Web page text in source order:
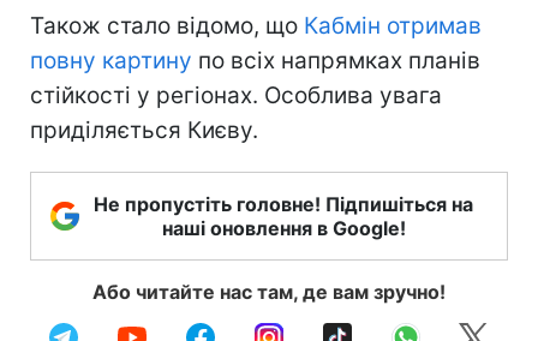
Також стало відомо, що Кабмін отримав
повну картину по всіх напрямках планів
стійкості у регіонах. Особлива увага
приділяється Києву.
Не пропустіть головне! Підпишіться на
наші оновлення в Google!
Або читайте нас там, де вам зручно!